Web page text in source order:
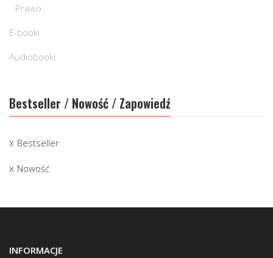
Prawo
E-booki
Audiobooki
Bestseller / Nowość / Zapowiedź
Bestseller
Nowość
INFORMACJE